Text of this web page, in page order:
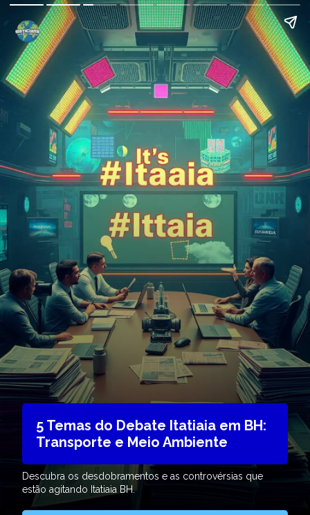
5 Temas do Debate Itatiaia em BH:
Transporte e Meio Ambiente
Descubra os desdobramentos e as controvérsias que
estão agitando Itatiaia BH.